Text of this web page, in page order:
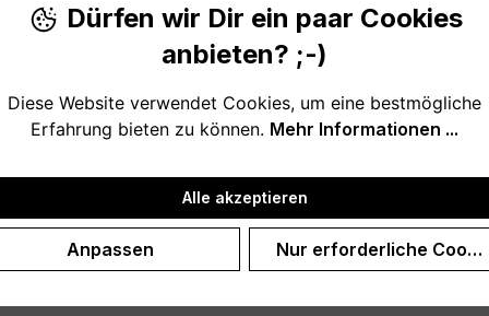
das genaue Datum eures Hochzeitstages, den Tag
Textfeld ein, damit wir dein persönliches und
Dürfen wir Dir ein paar Cookies
anbieten? ;-)
Diese Website verwendet Cookies, um eine bestmögliche
Erfahrung bieten zu können. Mehr Informationen ...
Alle akzeptieren
Anpassen Nur erforderliche